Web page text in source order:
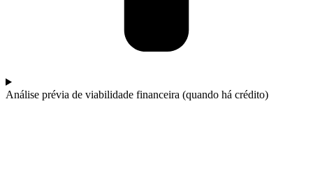
Análise prévia de viabilidade financeira (quando há crédito)